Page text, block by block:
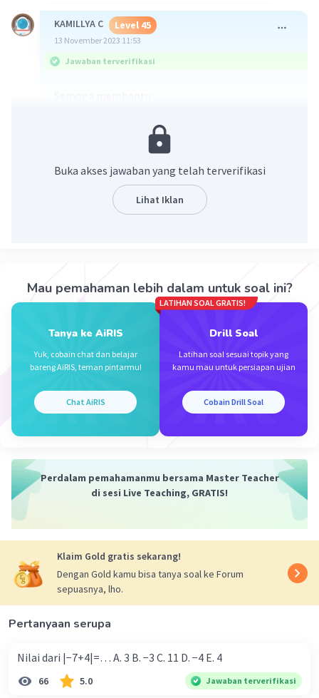
KAMILLYA C Level 45
13 November 2023 11:53
Jawaban terverifikasi
Littlestar.Mika L
13 November 2023 11:54
Buka akses jawaban yang telah terverifikasi
Lihat Iklan
Mau pemahaman lebih dalam untuk soal ini?
Tanya ke AiRIS
Yuk, cobain chat dan belajar
bareng AiRIS, teman pintarmu!
Chat AiRIS
LATIHAN SOAL GRATIS!
Drill Soal
Latihan soal sesuai topik yang
kamu mau untuk persiapan ujian
Cobain Drill Soal
Perdalam pemahamanmu bersama Master Teacher
di sesi Live Teaching, GRATIS!
Klaim Gold gratis sekarang!
Dengan Gold kamu bisa tanya soal ke Forum
sepuasnya, lho.
Pertanyaan serupa
Nilai dari |−7+4|=… A. 3 B. −3 C. 11 D. −4 E. 4
66 5.0 Jawaban terverifikasi